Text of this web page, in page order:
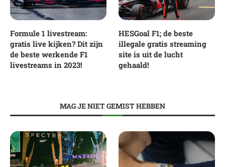
Formule 1 livestream:
gratis live kijken? Dit zijn
de beste werkende F1
livestreams in 2023!
HESGoal F1; de beste
illegale gratis streaming
site is uit de lucht
gehaald!
MAG JE NIET GEMIST HEBBEN